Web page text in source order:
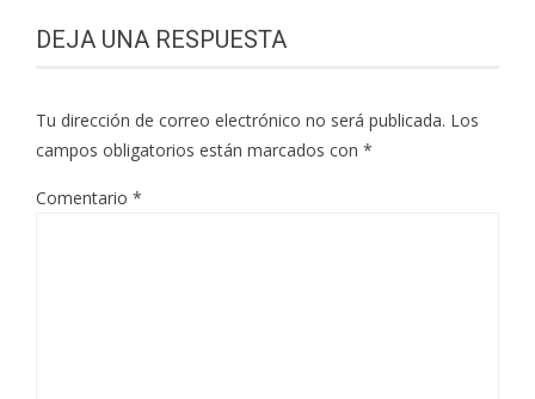
DEJA UNA RESPUESTA
Tu dirección de correo electrónico no será publicada. Los
campos obligatorios están marcados con *
Comentario *